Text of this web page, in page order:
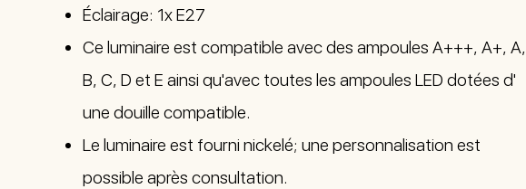
Éclairage: 1x E27
Ce luminaire est compatible avec des ampoules A+++, A+, A,
B, C, D et E ainsi qu'avec toutes les ampoules LED dotées d'
une douille compatible.
Le luminaire est fourni nickelé; une personnalisation est
possible après consultation.